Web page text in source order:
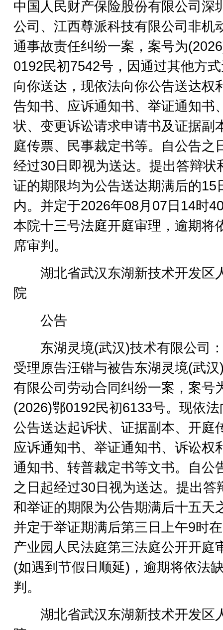
中国人民财产保险股份有限公司深
公司、江西尊派科技有限公司非机
通事故责任纠纷一案，案号为
0192民初7542号，因通过其他方
向你送达，现依法向你公告送达权
告知书、应诉通知书、举证通知书
状、变更诉讼请求申请书及证据副
庭传票、民事裁定书等。自公告之
经过30日即视为送达。提出答辩状
证的期限均为公告送达期满后的15
内。并定于2026年08月07日14时
本院十三号法庭开庭审理，逾期将
席审判。
湖北省武汉东湖新技术开发区
院
公告
东湖灵境(武汉)技术有限公司
受理原告汪锴与被告东湖灵境(武汉
有限公司劳动合同纠纷一案，案号
(2026)鄂0192民初6133号。现依法
公告送达起诉状、证据副本、开庭
应诉通知书、举证通知书、诉讼权
通知书、转普裁定书等文书。自公
之日起经过30日视为送达。提出答
和举证的期限为公告期满后十五天
并定于举证期满后第三日上午9时
产业园人民法庭第三法庭公开开庭
(如遇到节假日顺延)，逾期将依法
判。
湖北省武汉东湖新技术开发区